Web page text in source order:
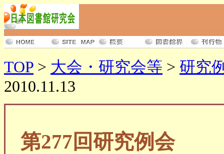
TOP > 大会・研究会等 > 研究
2010.11.13
第277回研究例会